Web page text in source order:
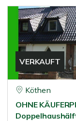
VERKAUFT
Köthen
OHNE